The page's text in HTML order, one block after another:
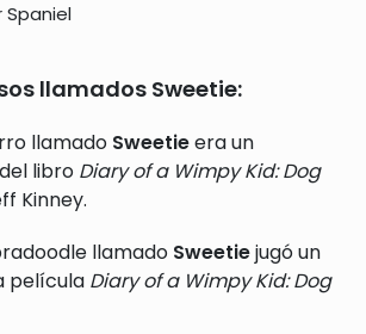
Spaniel
llamados Sweetie:
llamado Sweetieera un
libro Diary of a Wimpy Kid: Dog
Kinney.
llamado Sweetiejugó un
película Diary of a Wimpy Kid: Dog